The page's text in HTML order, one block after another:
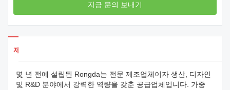
지금 문의 보내기
제품 세부 사항
몇 년 전에 설립된 Rongda는 전문 제조업체이자 생산, 디자인
및 R&D 분야에서 강력한 역량을 갖춘 공급업체입니다. 가중